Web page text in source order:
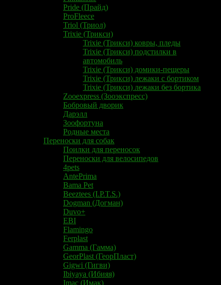
Pride (Прайд)
ProFleece
Triol (Триол)
Trixie (Трикси)
Trixie (Трикси) ковры, пледы
Trixie (Трикси) подстилки в
автомобиль
Trixie (Трикси) домики-пещеры
Trixie (Трикси) лежаки с бортиком
Trixie (Трикси) лежаки без бортика
​Zooexpress (Зооэкспресс)​
Бобровый дворик
Дарэлл
Зоофортуна
Родные места
Переноски для собак
Поилки для переносок
Переноски для велосипедов
4pets
AntePrima
Bama Pet
Beeztees (I.P.T.S.)
Dogman (Догман)
Duvo+
EBI
Flamingo
Ferplast
Gamma (Гамма)
​​GeorPlast​ (ГеорПласт)
Gigwi (Гигви)
Ibiyaya (Ибияя)
Imac (Имак)